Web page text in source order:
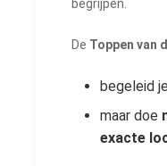
begrijpen.
De Toppen van
begeleid je
maar doe
exacte